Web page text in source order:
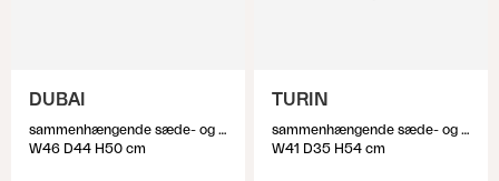
DUBAI
sammenhængende sæde- og ryghynde, Lysegrå
W46 D44 H50 cm
TURIN
sammenhængende sæde- og ryghynde, Beige
W41 D35 H54 cm